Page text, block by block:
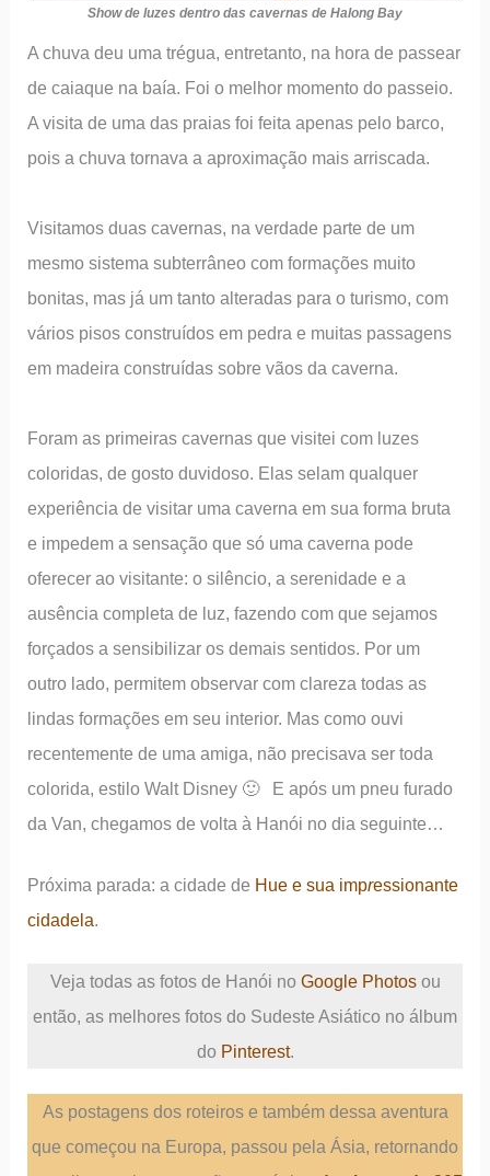
Show de luzes dentro das cavernas de Halong Bay
A chuva deu uma trégua, entretanto, na hora de passear
de caiaque na baía. Foi o melhor momento do passeio.
A visita de uma das praias foi feita apenas pelo barco,
pois a chuva tornava a aproximação mais arriscada.
Visitamos duas cavernas, na verdade parte de um
mesmo sistema subterrâneo com formações muito
bonitas, mas já um tanto alteradas para o turismo, com
vários pisos construídos em pedra e muitas passagens
em madeira construídas sobre vãos da caverna.
Foram as primeiras cavernas que visitei com luzes
coloridas, de gosto duvidoso. Elas selam qualquer
experiência de visitar uma caverna em sua forma bruta
e impedem a sensação que só uma caverna pode
oferecer ao visitante: o silêncio, a serenidade e a
ausência completa de luz, fazendo com que sejamos
forçados a sensibilizar os demais sentidos. Por um
outro lado, permitem observar com clareza todas as
lindas formações em seu interior. Mas como ouvi
recentemente de uma amiga, não precisava ser toda
colorida, estilo Walt Disney 🙂 E após um pneu furado
da Van, chegamos de volta à Hanói no dia seguinte…
Próxima parada: a cidade de Hue e sua impressionante
cidadela.
Veja todas as fotos de Hanói no Google Photosou
então, as melhores fotos do Sudeste Asiático no álbum
do Pinterest.
As postagens dos roteiros e também dessa aventura
que começou na Europa, passou pela Ásia, retornando